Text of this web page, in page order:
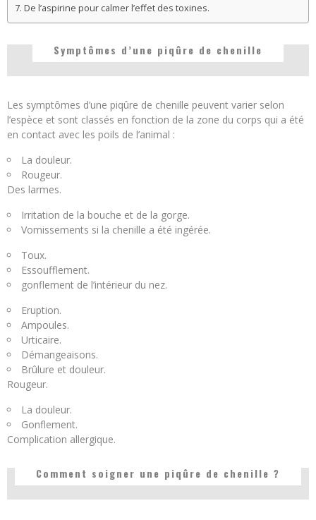
De l’aspirine pour calmer l’effet des toxines.
Symptômes d’une piqûre de chenille
Les symptômes d’une piqûre de chenille peuvent varier selon
l’espèce et sont classés en fonction de la zone du corps qui a été
en contact avec les poils de l’animal :
La douleur.
Rougeur.
Des larmes.
Irritation de la bouche et de la gorge.
Vomissements si la chenille a été ingérée.
Toux.
Essoufflement.
gonflement de l’intérieur du nez.
Eruption.
Ampoules.
Urticaire.
Démangeaisons.
Brûlure et douleur.
Rougeur.
La douleur.
Gonflement.
Complication allergique.
Comment soigner une piqûre de chenille ?